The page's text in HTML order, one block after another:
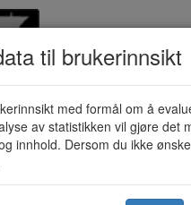
om (KF-
kommune
til brukerinnsikt
med formål om å
av statistikken vil gjøre det
innhold. Dersom du ikke